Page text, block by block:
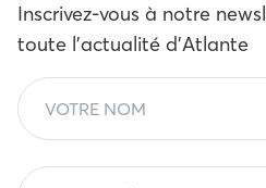
Inscrivez-vous à notre
toute l'actualité d'Atlante